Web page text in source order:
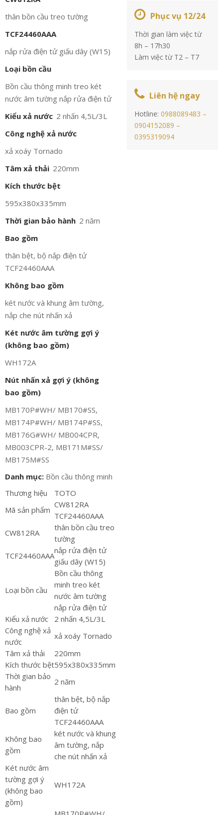
thân bồn cầu treo tường
TCF24460AAA
nắp rửa điện tử giấu dây (W15)
Loại bồn cầu
Bồn cầu thông minh treo két
nước âm tường nắp rửa điện tử
Kiểu xả nước 2 nhấn 4,5L/3L
Công nghệ xả nước
xả xoáy Tornado
Tâm xả thải 220mm
Kích thước bệt
595x380x335mm
Thời gian bảo hành 2 năm
Bao gồm
thân bệt, bộ nắp điện tử
TCF24460AAA
Không bao gồm
két nước và khung âm tường,
nắp che nút nhấn xả
Két nước âm tường gợi ý
(không bao gồm)
WH172A
Nút nhấn xả gợi ý (không
bao gồm)
MB170P#WH/ MB170#SS,
MB174P#WH/ MB174P#SS,
MB176G#WH/ MB004CPR,
MB003CPR-2, MB171M#SS/
MB175M#SS
Danh mục: Bồn cầu thông minh
Thương hiệu
TOTO
Mã sản phẩm
CW812RA
TCF24460AAA
CW812RA
thân bồn cầu treo
tường
TCF24460AAA
nắp rửa điện tử
giấu dây (W15)
Loại bồn cầu
Bồn cầu thông
minh treo két
nước âm tường
nắp rửa điện tử
Kiểu xả nước
2 nhấn 4,5L/3L
Công nghệ xả
nước
xả xoáy Tornado
Tâm xả thải
220mm
Kích thước bệt595x380x335mm
Thời gian bảo
hành
2 năm
Bao gồm
thân bệt, bộ nắp
điện tử
TCF24460AAA
Không bao
gồm
két nước và khung
âm tường, nắp
che nút nhấn xả
Két nước âm
tường gợi ý
(không bao
gồm)
WH172A
Phục vụ 12/24
Thời gian làm việc từ
8h – 17h30
Làm việc từ T2 – T7
Liên hệ ngay
Hotline:0988089483 –
0904152089 –
0395319094